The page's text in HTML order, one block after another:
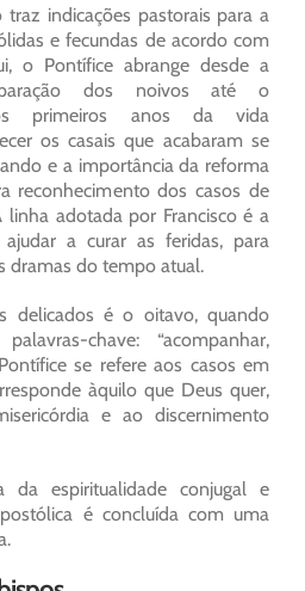
traz indicações pastorais para a
e fecundas de acordo com
o Pontífice abrange desde a
dos noivos até o
primeiros anos da vida
os casais que acabaram se
e a importância da reforma
reconhecimento dos casos de
adotada por Francisco é a
a curar as feridas, para
dramas do tempo atual.
delicados é o oitavo, quando
chave: “acompanhar,
se refere aos casos em
àquilo que Deus quer,
e ao discernimento
espiritualidade conjugal e
é concluída com uma